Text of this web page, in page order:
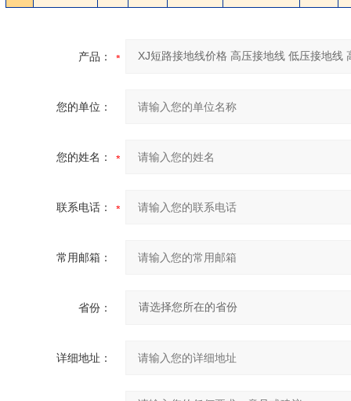
产品：
您的单位：
您的姓名：
联系电话：
常用邮箱：
省份：
详细地址：